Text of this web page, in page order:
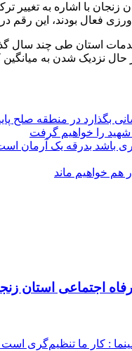
زنجان با اشاره به
حال نزدیک شدن به
بگذارد در منطقه صلح
را خواهیم گرفت
باشد بدرقه یک آرمان
هم خواهیم ماند
اجتماعی استان
: کار ما تنظیم‌گری